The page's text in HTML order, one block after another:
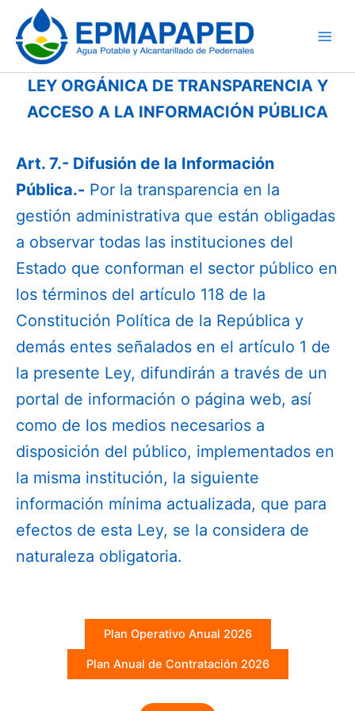
contenido
LEY ORGÁNICA DE TRANSPARENCIA Y
ACCESO A LA INFORMACIÓN PÚBLICA
Art. 7.- Difusión de la Información
Pública.- Por la transparencia en la
gestión administrativa que están obligadas
a observar todas las instituciones del
Estado que conforman el sector público en
los términos del artículo 118 de la
Constitución Política de la República y
demás entes señalados en el artículo 1 de
la presente Ley, difundirán a través de un
portal de información o página web, así
como de los medios necesarios a
disposición del público, implementados en
la misma institución, la siguiente
información mínima actualizada, que para
efectos de esta Ley, se la considera de
naturaleza obligatoria.
Plan Operativo Anual 2026
Plan Anual de Contratación 2026